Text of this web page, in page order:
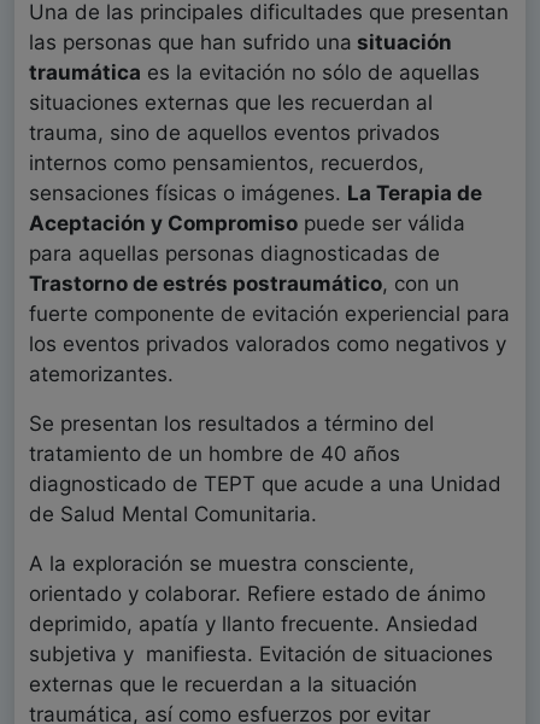
Una de las principales dificultades que presentan
las personas que han sufrido una situación
traumática es la evitación no sólo de aquellas
situaciones externas que les recuerdan al
trauma, sino de aquellos eventos privados
internos como pensamientos, recuerdos,
sensaciones físicas o imágenes. La Terapia de
Aceptación y Compromiso puede ser válida
para aquellas personas diagnosticadas de
Trastorno de estrés postraumático, con un
fuerte componente de evitación experiencial para
los eventos privados valorados como negativos y
atemorizantes.
Se presentan los resultados a término del
tratamiento de un hombre de 40 años
diagnosticado de TEPT que acude a una Unidad
de Salud Mental Comunitaria.
A la exploración se muestra consciente,
orientado y colaborar. Refiere estado de ánimo
deprimido, apatía y llanto frecuente. Ansiedad
subjetiva y manifiesta. Evitación de situaciones
externas que le recuerdan a la situación
traumática, así como esfuerzos por evitar